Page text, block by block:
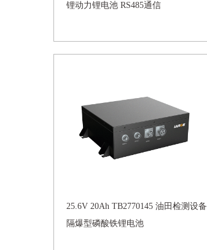
锂动力锂电池 RS485通信
25.6V 20Ah TB2770145 油田检测设备
隔爆型磷酸铁锂电池